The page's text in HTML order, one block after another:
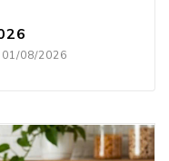
01/08/2026